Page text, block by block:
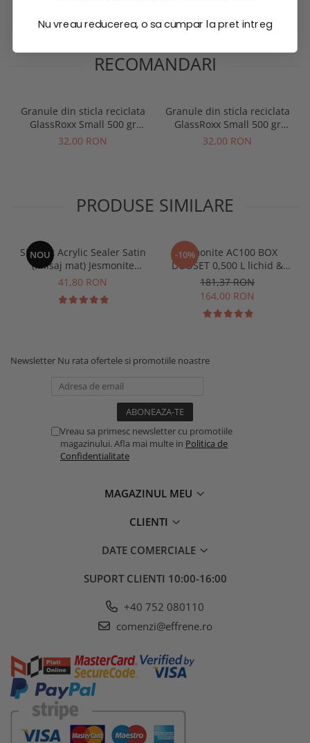
RECOMANDARI
Granule din sticla reciclata
GlassRoxx Small 500 gr
Whale blue
32,00 RON
Granule din sticla reciclata
GlassRoxx Small 500 gr
Pitch black
32,00 RON
PRODUSE SIMILARE
NOU
Sigilant Acrylic Sealer Satin
(finisaj mat) Jesmonite
pentru AC100 50 gr
41,80 RON
-10%
Jesmonite AC100 BOX
DUOSET 0,500 L lichid &
1250 Kg Baza
181,37 RON
164,00 RON
Newsletter Nu rata ofertele si promotiile noastre
Vreau sa primesc newsletter cu promotiile
magazinului. Afla mai multe in Politica de
Confidentialitate
MAGAZINUL MEU
CLIENTI
DATE COMERCIALE
SUPORT CLIENTI 10:00-16:00
+40 752 080110
comenzi@effrene.ro
Nu vreau reducerea, o sa cumpar la pret intreg